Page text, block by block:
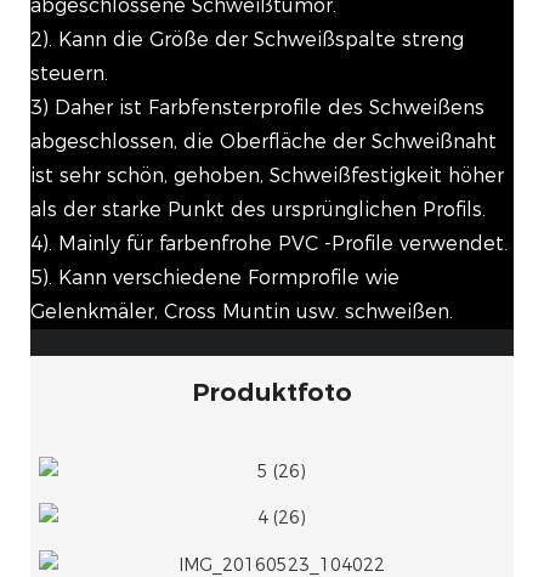
abgeschlossene Schweißtumor.
2). Kann die Größe der Schweißspalte streng
steuern.
3) Daher ist Farbfensterprofile des Schweißens
abgeschlossen, die Oberfläche der Schweißnaht
ist sehr schön, gehoben, Schweißfestigkeit höher
als der starke Punkt des ursprünglichen Profils.
4). Mainly für farbenfrohe PVC -Profile verwendet.
5). Kann verschiedene Formprofile wie
Gelenkmäler, Cross Muntin usw. schweißen.
Produktfoto